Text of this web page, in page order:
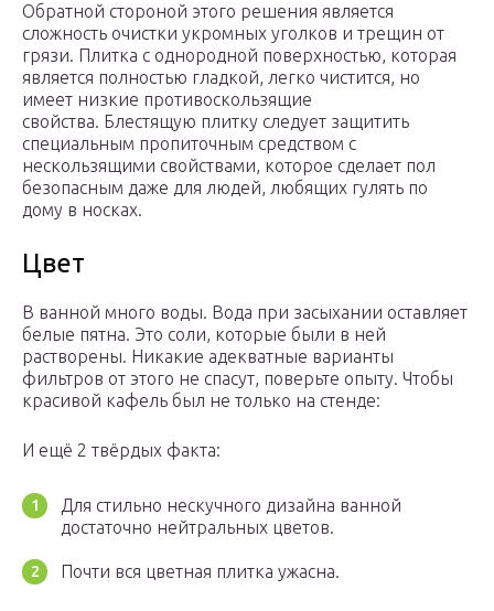
Обратной стороной этого решения является
сложность очистки укромных уголков и трещин от
грязи. Плитка с однородной поверхностью, которая
является полностью гладкой, легко чистится, но
имеет низкие противоскользящие
свойства. Блестящую плитку следует защитить
специальным пропиточным средством с
нескользящими свойствами, которое сделает пол
безопасным даже для людей, любящих гулять по
дому в носках.
Цвет
В ванной много воды. Вода при засыхании оставляет
белые пятна. Это соли, которые были в ней
растворены. Никакие адекватные варианты
фильтров от этого не спасут, поверьте опыту. Чтобы
красивой кафель был не только на стенде:
И ещё 2 твёрдых факта:
Для стильно нескучного дизайна ванной
достаточно нейтральных цветов.
Почти вся цветная плитка ужасна.